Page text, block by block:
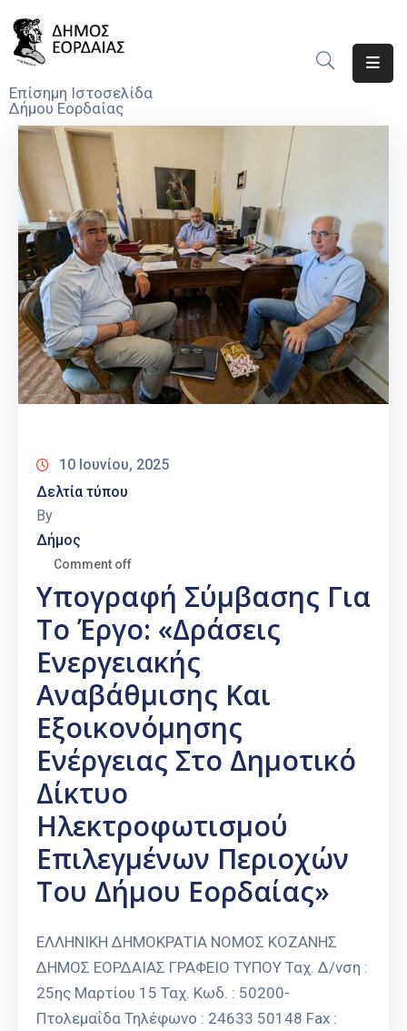
Επίσημη Ιστοσελίδα
Δήμου Εορδαίας
Ο
Δήμος
Νέα
Υπηρεσίες
Του
Δήμου
Προσκλήσεις
Αποφάσεις
Τηλέφωνα
10 Ιουνίου, 2025
Δελτία τύπου
By
Δήμος
Comment off
Υπογραφή Σύμβασης Για
Το Έργο: «Δράσεις
Ενεργειακής
Αναβάθμισης Και
Εξοικονόμησης
Ενέργειας Στο Δημοτικό
Δίκτυο
Ηλεκτροφωτισμού
Επιλεγμένων Περιοχών
Του Δήμου Εορδαίας»
ΕΛΛΗΝΙΚΗ ΔΗΜΟΚΡΑΤΙΑ ΝΟΜΟΣ ΚΟΖΑΝΗΣ
ΔΗΜΟΣ ΕΟΡΔΑΙΑΣ ΓΡΑΦΕΙΟ ΤΥΠΟΥ Ταχ. Δ/νση :
25ης Μαρτίου 15 Ταχ. Κωδ. : 50200-
Πτολεμαΐδα Τηλέφωνο : 24633 50148 Fax :